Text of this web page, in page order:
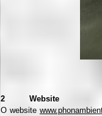
2 Website
O website